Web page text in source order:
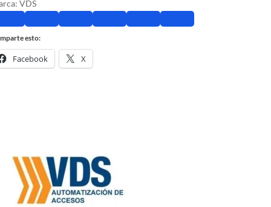
VDS
esto:
Facebook X